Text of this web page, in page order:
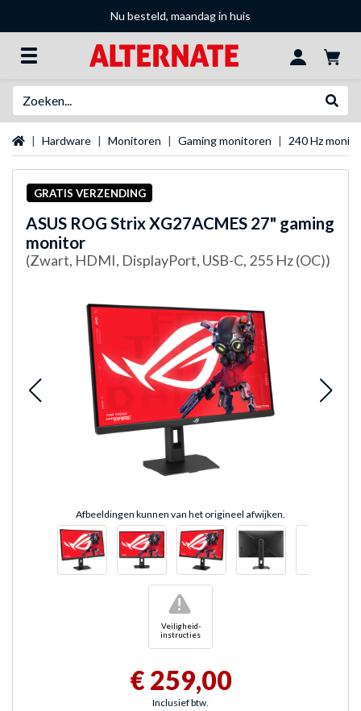
Nu besteld, maandag in huis
Startpagina
Hardware Monitoren Gaming monitoren 240 Hz
GRATIS VERZENDING
ASUS ROG Strix XG27ACMES 27" gaming
monitor
(Zwart, HDMI, DisplayPort, USB-C, 255 Hz (OC))
Afbeeldingen kunnen van het origineel afwijken.
Veiligheid-
instructies
!
€ 259,00
Inclusief btw.